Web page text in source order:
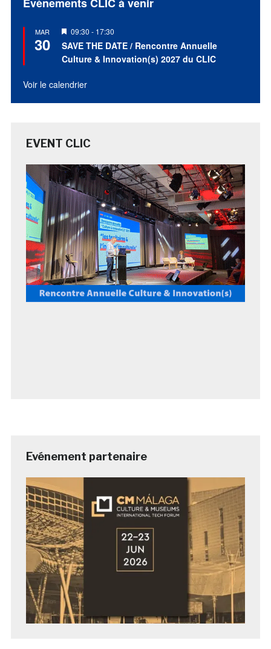
MAR
30
Mis
en
avant
09:30 - 17:30
SAVE THE DATE / Rencontre Annuelle
Culture & Innovation(s) 2027 du CLIC
Voir le calendrier
EVENT CLIC
Evénement partenaire